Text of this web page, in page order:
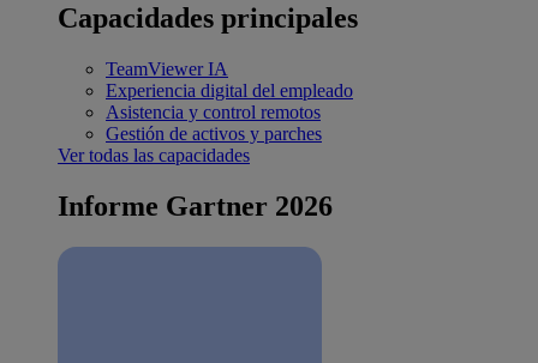
Capacidades principales
TeamViewer IA
Experiencia digital del empleado
Asistencia y control remotos
Gestión de activos y parches
Ver todas las capacidades
Informe Gartner 2026